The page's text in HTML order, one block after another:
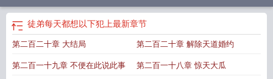
徒弟每天都想以下犯上最新章节
第二百二十章 大结局 第二百二十章 解除天道婚约
第二百一十九章 不便在此说此事 第二百一十八章 惊天大瓜